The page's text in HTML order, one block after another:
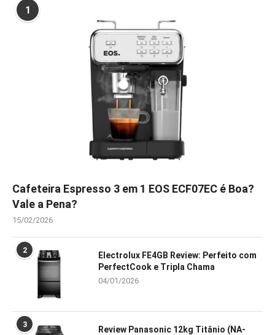
1
Cafeteira Espresso 3 em 1 EOS ECF07EC é Boa?
Vale a Pena?
15/02/2026
2
Electrolux FE4GB Review: Perfeito com
PerfectCook e Tripla Chama
04/01/2026
3
Review Panasonic 12kg Titânio (NA-